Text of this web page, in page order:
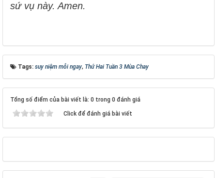
sứ vụ này. Amen.
Tags: suy niệm mỗi ngay, Thứ Hai Tuần 3 Mùa Chay
Tổng số điểm của bài viết là: 0 trong 0 đánh giá
Click để đánh giá bài viết